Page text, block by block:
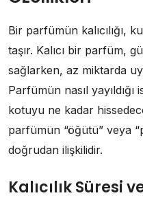
Bir parfümün kalıcılığı,
taşır. Kalıcı bir parfüm,
sağlarken, az miktarda
Parfümün nasıl
kotuyu ne kadar
parfümün “öğütü” veya
doğrudan ilişkilidir.
Kalıcılık Süresi